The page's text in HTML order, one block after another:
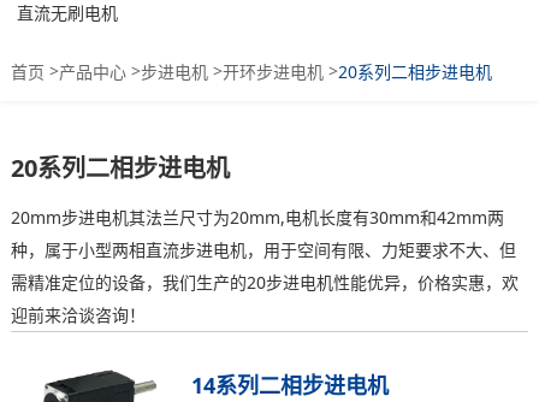
直流无刷电机
首页 >产品中心>步进电机>开环步进电机>20系列二相步进电机
20系列二相步进电机
20mm步进电机其法兰尺寸为20mm,电机长度有30mm和42mm两
种，属于小型两相直流步进电机，用于空间有限、力矩要求不大、但
需精准定位的设备，我们生产的20步进电机性能优异，价格实惠，欢
迎前来洽谈咨询！
14系列二相步进电机